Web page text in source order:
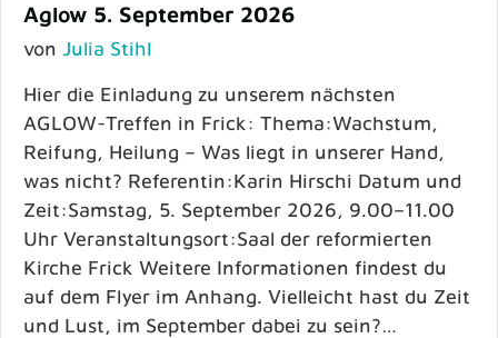
Aglow 5. September 2026
von Julia Stihl
Hier die Einladung zu unserem nächsten
AGLOW-Treffen in Frick: Thema:Wachstum,
Reifung, Heilung – Was liegt in unserer Hand,
was nicht? Referentin:Karin Hirschi Datum und
Zeit:Samstag, 5. September 2026, 9.00–11.00
Uhr Veranstaltungsort:Saal der reformierten
Kirche Frick Weitere Informationen findest du
auf dem Flyer im Anhang. Vielleicht hast du Zeit
und Lust, im September dabei zu sein?…